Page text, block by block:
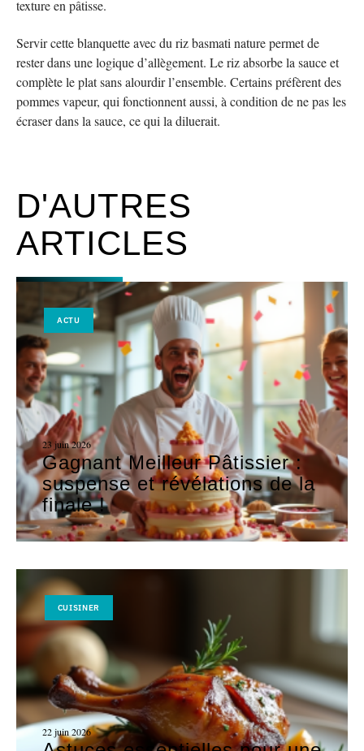
texture en pâtisse.
Servir cette blanquette avec du riz basmati nature permet de
rester dans une logique d’allègement. Le riz absorbe la sauce et
complète le plat sans alourdir l’ensemble. Certains préfèrent des
pommes vapeur, qui fonctionnent aussi, à condition de ne pas les
écraser dans la sauce, ce qui la diluerait.
D'AUTRES
ARTICLES
ACTU
23 juin 2026
Gagnant Meilleur Pâtissier :
suspense et révélations de la
finale !
CUISINER
22 juin 2026